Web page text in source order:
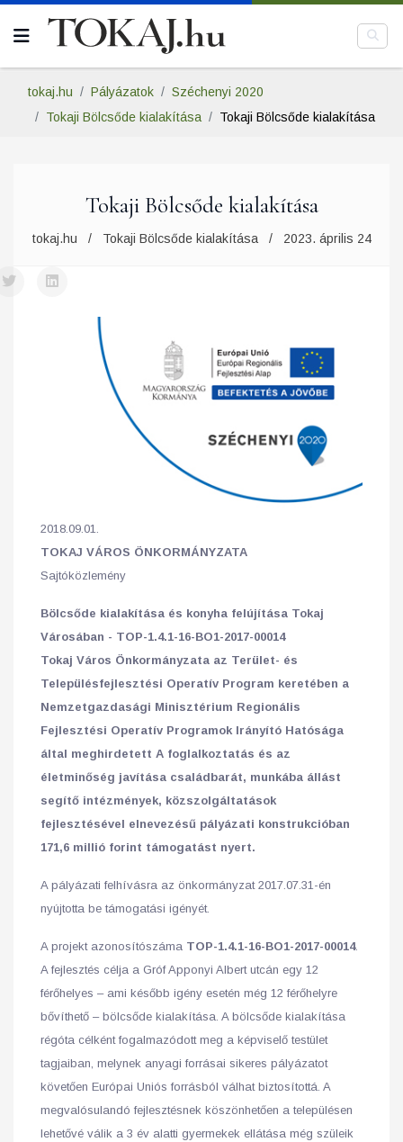
tokaj.hu Pályázatok
Széchenyi 2020
Tokaji Bölcsőde kialakítása
Tokaji Bölcsőde kialakítása
Tokaji Bölcsőde kialakítása
tokaj.hu Tokaji Bölcsőde kialakítása 2023. április 24
2018.09.01.
TOKAJ VÁROS ÖNKORMÁNYZATA
Sajtóközlemény
Bölcsőde kialakítása és konyha felújítása Tokaj
Városában - TOP-1.4.1-16-BO1-2017-00014
Tokaj Város Önkormányzata az Terület- és
Településfejlesztési Operatív Program keretében a
Nemzetgazdasági Minisztérium Regionális
Fejlesztési Operatív Programok Irányító Hatósága
által meghirdetett A foglalkoztatás és az
életminőség javítása családbarát, munkába állást
segítő intézmények, közszolgáltatások
fejlesztésével elnevezésű pályázati konstrukcióban
171,6 millió forint támogatást nyert.
A pályázati felhívásra az önkormányzat 2017.07.31-én
nyújtotta be támogatási igényét.
A projekt azonosítószáma TOP-1.4.1-16-BO1-2017-00014.
A fejlesztés célja a Gróf Apponyi Albert utcán egy 12
férőhelyes – ami később igény esetén még 12 férőhelyre
bővíthető – bölcsőde kialakítása. A bölcsőde kialakítása
régóta célként fogalmazódott meg a képviselő testület
tagjaiban, melynek anyagi forrásai sikeres pályázatot
követően Európai Uniós forrásból válhat biztosítottá. A
megvalósulandó fejlesztésnek köszönhetően a településen
lehetővé válik a 3 év alatti gyermekek ellátása még szüleik